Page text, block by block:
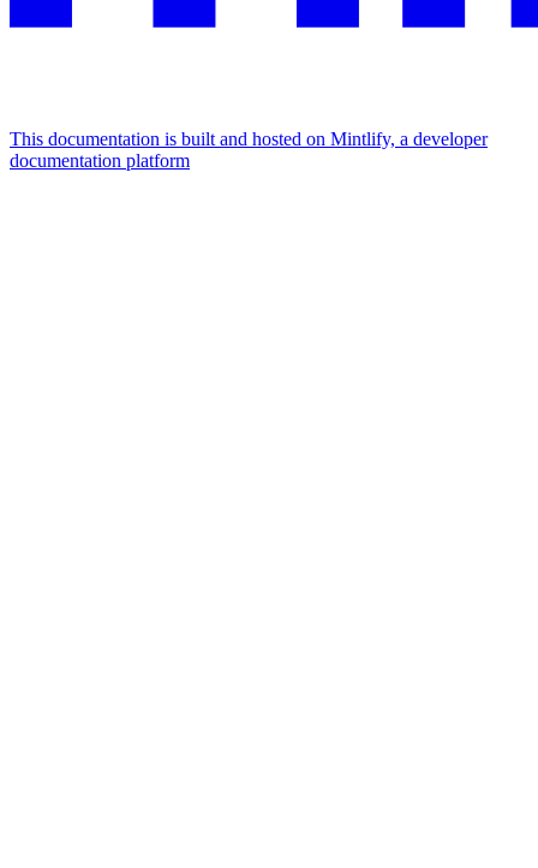
This documentation is built and hosted on Mintlify, a developer
documentation platform